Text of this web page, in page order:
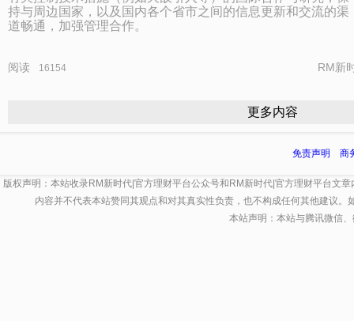
持与周边国家，以及国内各个省市之间的信息更新和交流的渠
道畅通，加强管理合作。
阅读 16154 RM新
更多内容
免责声明 商
版权声明：本站收录RM新时代|官方理财平台公众号和RM新时代|官方理财平台文
内容并不代表本站赞同其观点和对其真实性负责，也不构成任何其他建议
本站声明：本站与腾讯微信